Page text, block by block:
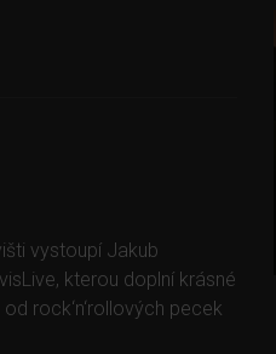
vystoupí Jakub
kterou doplní krásné
rock‘n‘rollových pecek